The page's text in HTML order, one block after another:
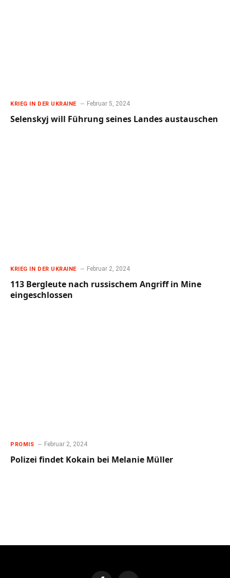
KRIEG IN DER UKRAINE Februar 5, 2024
Selenskyj will Führung seines Landes austauschen
KRIEG IN DER UKRAINE Februar 2, 2024
113 Bergleute nach russischem Angriff in Mine
eingeschlossen
PROMIS Februar 2, 2024
Polizei findet Kokain bei Melanie Müller